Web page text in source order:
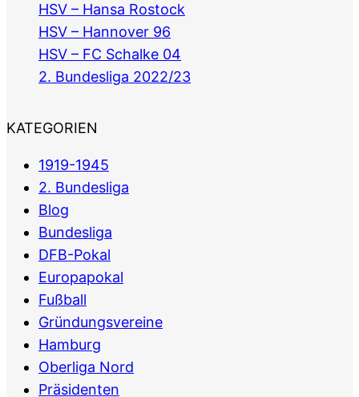
HSV – Hansa Rostock
HSV – Hannover 96
HSV – FC Schalke 04
2. Bundesliga 2022/23
KATEGORIEN
1919-1945
2. Bundesliga
Blog
Bundesliga
DFB-Pokal
Europapokal
Fußball
Gründungsvereine
Hamburg
Oberliga Nord
Präsidenten